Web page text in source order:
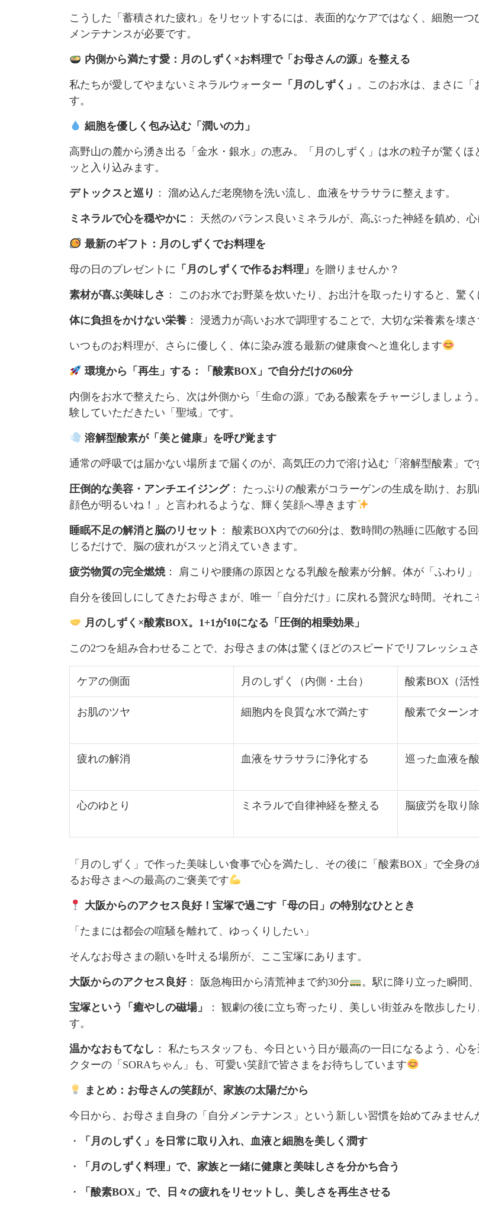
こうした「蓄積された疲れ」をリセットするには、表面的なケアではなく、細胞一
メンテナンスが必要です。
内側から満たす愛：月のしずく×お料理で「お母さんの源」を整える
私たちが愛してやまないミネラルウォーター 「月のしずく」 。このお水は、まさに「
す。
細胞を優しく包み込む「潤いの力」
高野山の麓から湧き出る「金水・銀水」の恵み。「月のしずく」は水の粒子が驚く
ッと入り込みます。
デトックスと巡り ： 溜め込んだ老廃物を洗い流し、血液をサラサラに整えます。
ミネラルで心を穏やかに ： 天然のバランス良いミネラルが、高ぶった神経を鎮め、
最新のギフト：月のしずくでお料理を
母の日のプレゼントに 「月のしずくで作るお料理」 を贈りませんか？
素材が喜ぶ美味しさ ： このお水でお野菜を炊いたり、お出汁を取ったりすると、驚
体に負担をかけない栄養 ： 浸透力が高いお水で調理することで、大切な栄養素を壊
いつものお料理が、さらに優しく、体に染み渡る最新の健康食へと進化します
環境から「再生」する：「酸素BOX」で自分だけの60分
内側をお水で整えたら、次は外側から「生命の源」である酸素をチャージしましょ
験していただきたい「聖域」です。
溶解型酸素が「美と健康」を呼び覚ます
通常の呼吸では届かない場所まで届くのが、高気圧の力で溶け込む「溶解型酸素」で
圧倒的な美容・アンチエイジング： たっぷりの酸素がコラーゲンの生成を助け、お
顔色が明るいね！」と言われるような、輝く笑顔へ導きます
睡眠不足の解消と脳のリセット ： 酸素BOX内での60分は、数時間の熟睡に匹敵する
じるだけで、脳の疲れがスッと消えていきます。
疲労物質の完全燃焼： 肩こりや腰痛の原因となる乳酸を酸素が分解。体が「ふわり
自分を後回しにしてきたお母さまが、唯一「自分だけ」に戻れる贅沢な時間。それこ
月のしずく×酸素BOX。1+1が10になる「圧倒的相乗効果」
この2つを組み合わせることで、お母さまの体は驚くほどのスピードでリフレッシュさ
ケアの側面 月のしずく（内側・土台） 酸素BOX（活
お肌のツヤ 細胞内を良質な水で満たす 酸素でターン
疲れの解消 血液をサラサラに浄化する 巡った血液を
心のゆとり ミネラルで自律神経を整える 脳疲労を取り
「月のしずく」で作った美味しい食事で心を満たし、その後に「酸素BOX」で全身
るお母さまへの最高のご褒美です
大阪からのアクセス良好！宝塚で過ごす「母の日」の特別なひととき
「たまには都会の喧騒を離れて、ゆっくりしたい」
そんなお母さまの願いを叶える場所が、ここ宝塚にあります。
大阪からのアクセス良好： 阪急梅田から清荒神まで約30分 。駅に降り立った瞬間
宝塚という「癒やしの磁場」
： 観劇の後に立ち寄ったり、美しい街並みを散歩した
す。
温かなおもてなし ： 私たちスタッフも、今日という日が最高の一日になるよう、心
クターの「SORAちゃん」も、可愛い笑顔で皆さまをお待ちしています
まとめ：お母さんの笑顔が、家族の太陽だから
今日から、お母さま自身の「自分メンテナンス」という新しい習慣を始めてみません
・ 「月のしずく」を日常に取り入れ、血液と細胞を美しく潤す
・ 「月のしずく料理」で、家族と一緒に健康と美味しさを分かち合う
・ 「酸素BOX」で、日々の疲れをリセットし、美しさを再生させる